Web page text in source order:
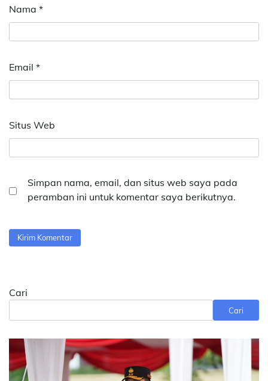
Nama *
Email *
Situs Web
Simpan nama, email, dan situs web saya pada
peramban ini untuk komentar saya berikutnya.
Cari
Cari